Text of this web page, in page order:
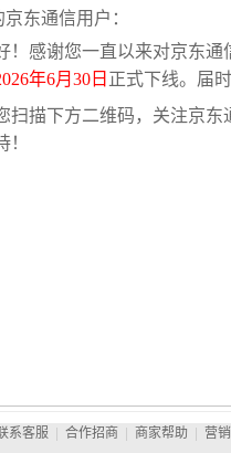
东通信用户：
！感谢您一直以来对京东
年6月30日 正式下线。届
扫描下方二维码，关注京
！
圈我们也看到了很多网友的吐槽和
进行汇总，发表建设性意见并被采
二期也在积极筹备中，我们会对有
通，希望能够在第二期活动中开放
“靓号配对”，“亲情互动”，“流量免
方网站//mobile.jd.com来及时获知我
更难，我们持续努力中！
系客服 合作招商 商家帮助 营